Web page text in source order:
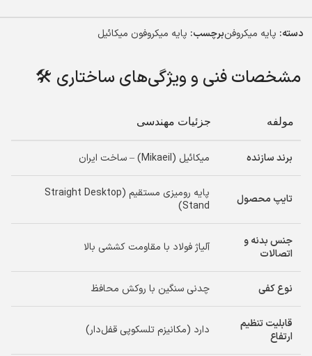
دسته: پایه میکروفنبرچسب: پایه میکروفون میکائیل
مشخصات فنی و ویژگی‌های ساختاری 🛠️
مولفه جزئیات مهندسی
برند سازنده میکائیل (Mikaeil) – ساخت ایران
تایپ محصول
پایه رومیزی مستقیم (Straight Desktop
Stand)
جنس بدنه و
اتصالات
آلیاژ فولاد با مقاومت کششی بالا
نوع کفی چدنی سنگین با روکش محافظ
قابلیت تنظیم
ارتفاع
دارد (مکانیزم تلسکوپی قفل‌دار)